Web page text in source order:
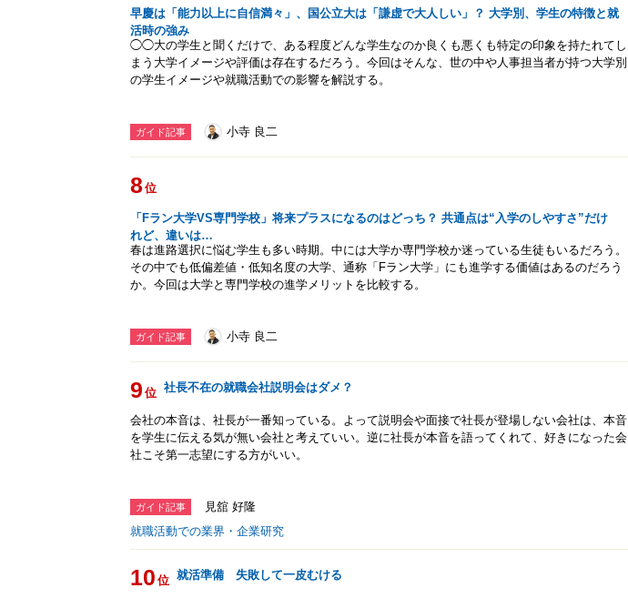
早慶は「能力以上に自信満々」、国公立大は「謙虚で大人しい」？ 大学別、学生の特徴と就
活時の強み
◯◯大の学生と聞くだけで、ある程度どんな学生なのか良くも悪くも特定の印象を持たれてし
まう大学イメージや評価は存在するだろう。今回はそんな、世の中や人事担当者が持つ大学別
の学生イメージや就職活動での影響を解説する。
ガイド記事 小寺 良二
8位
「Fラン大学VS専門学校」将来プラスになるのはどっち？ 共通点は“入学のしやすさ”だけ
れど、違いは…
春は進路選択に悩む学生も多い時期。中には大学か専門学校か迷っている生徒もいるだろう。
その中でも低偏差値・低知名度の大学、通称「Fラン大学」にも進学する価値はあるのだろう
か。今回は大学と専門学校の進学メリットを比較する。
ガイド記事 小寺 良二
9 位 社長不在の就職会社説明会はダメ？
会社の本音は、社長が一番知っている。よって説明会や面接で社長が登場しない会社は、本音
を学生に伝える気が無い会社と考えていい。逆に社長が本音を語ってくれて、好きになった会
社こそ第一志望にする方がいい。
ガイド記事
見舘 好隆
就職活動での業界・企業研究
10 位 就活準備 失敗して一皮むける